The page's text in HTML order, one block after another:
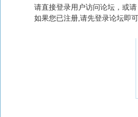
请直接登录用户访问论坛，或请
如果您已注册,请先登录论坛即